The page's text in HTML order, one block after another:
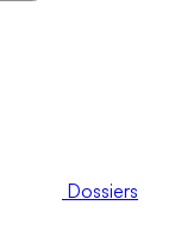
Dossiers